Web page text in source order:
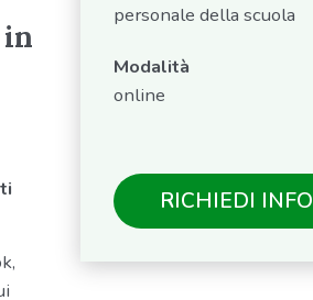
personale della scuola
Modalità
online
RICHIEDI INFO